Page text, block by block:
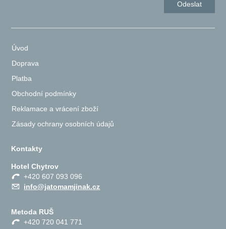
Úvod
Doprava
Platba
Obchodní podmínky
Reklamace a vrácení zboží
Zásady ochrany osobních údajů
Kontakty
Hotel Chytrov
+420 607 093 096
info@jatomamjinak.cz
Metoda RUŠ
+420 720 041 771